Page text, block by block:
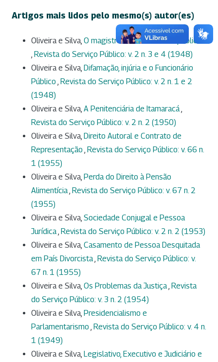
Artigos mais lidos pelo mesmo(s) autor(es)
Oliveira e Silva, O magistrado é funcionário público?
Revista do Serviço Público: v. 2 n. 3 e 4 (1948)
Oliveira e Silva, Difamação, injúria e o Funcionário
Público Revista do Serviço Público: v. 2 n. 1 e 2
(1948)
Oliveira e Silva, A Penitenciária de Itamaracá
Revista do Serviço Público: v. 2 n. 2 (1950)
Oliveira e Silva, Direito Autoral e Contrato de
Representação Revista do Serviço Público: v. 66 n.
1 (1955)
Oliveira e Silva, Perda do Direito à Pensão
Alimentícia Revista do Serviço Público: v. 67 n. 2
(1955)
Oliveira e Silva, Sociedade Conjugal e Pessoa
Jurídica Revista do Serviço Público: v. 2 n. 2 (1953)
Oliveira e Silva, Casamento de Pessoa Desquitada
em País Divorcista Revista do Serviço Público: v.
67 n. 1 (1955)
Oliveira e Silva, Os Problemas da Justiça Revista
do Serviço Público: v. 3 n. 2 (1954)
Oliveira e Silva, Presidencialismo e
Parlamentarismo Revista do Serviço Público: v. 4 n.
1 (1949)
Oliveira e Silva, Legislativo, Executivo e Judiciário e